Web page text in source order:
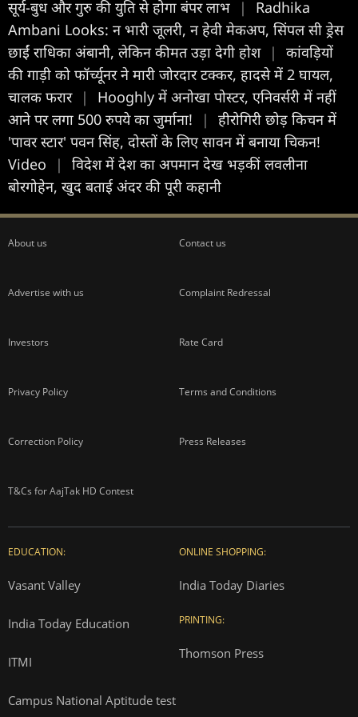
सूर्य-बुध और गुरु की युति से होगा बंपर लाभ |
Radhika
Ambani Looks: न भारी जूलरी, न हेवी मेकअप, सिंपल सी ड्रेस
छाईं राधिका अंबानी, लेकिन कीमत उड़ा देगी होश |
कांवड़ियों
की गाड़ी को फॉर्च्यूनर ने मारी जोरदार टक्कर, हादसे में 2 घायल,
चालक फरार |
Hooghly में अनोखा पोस्टर, एनिवर्सरी में नहीं
आने पर लगा 500 रुपये का जुर्माना!
|
हीरोगिरी छोड़ किचन में
'पावर स्टार' पवन सिंह, दोस्तों के लिए सावन में बनाया चिकन!
Video
|
विदेश में देश का अपमान देख भड़कीं लवलीना
बोरगोहेन, खुद बताई अंदर की पूरी कहानी
About us Contact us
Advertise with us Complaint Redressal
Investors Rate Card
Privacy Policy Terms and Conditions
Correction Policy Press Releases
T&Cs for AajTak HD Contest
EDUCATION:
Vasant Valley
India Today Education
ITMI
Campus National Aptitude test
ONLINE SHOPPING:
India Today Diaries
PRINTING:
Thomson Press